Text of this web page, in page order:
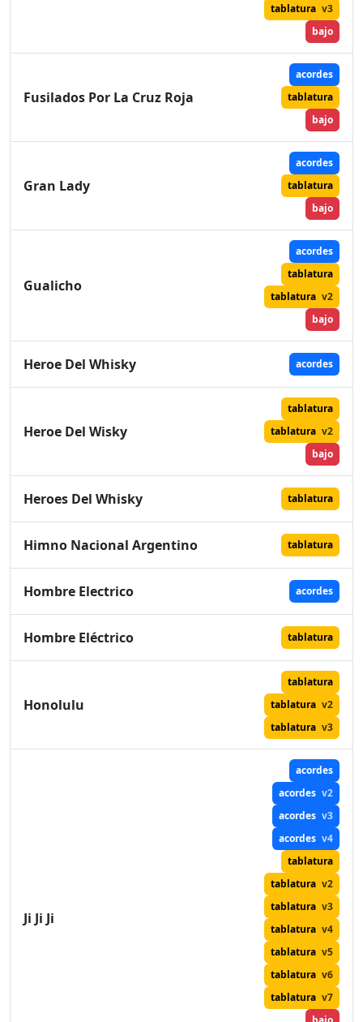
tablatura v3
bajo
Fusilados Por La Cruz Roja
acordes
tablatura
bajo
Gran Lady
acordes
tablatura
bajo
Gualicho
acordes
tablatura
tablatura v2
bajo
Heroe Del Whisky acordes
Heroe Del Wisky
tablatura
tablatura v2
bajo
Heroes Del Whisky tablatura
Himno Nacional Argentino tablatura
Hombre Electrico acordes
Hombre Eléctrico tablatura
Honolulu
tablatura
tablatura v2
tablatura v3
Ji Ji Ji
acordes
acordes v2
acordes v3
acordes v4
tablatura
tablatura v2
tablatura v3
tablatura v4
tablatura v5
tablatura v6
tablatura v7